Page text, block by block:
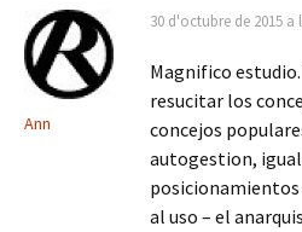
Ann
30 d'octubre de 2015 a
Magnifico
resucitar los
concejos
autogestion,
al uso – el